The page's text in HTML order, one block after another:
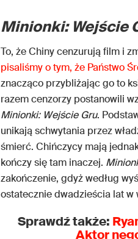
Minionki: Wejście
To, że Chiny cenzurują film i
pisaliśmy o tym, że Państwo
znacząco przybliżając go to
razem cenzorzy postanowili
Minionki: Wejście Gru.
unikają schwytania przez
śmierć. Chińczycy mają
kończy się tam inaczej.
zakończenie, gdyż według
ostatecznie dwadzieścia lat w
Sprawdź także:
Aktor